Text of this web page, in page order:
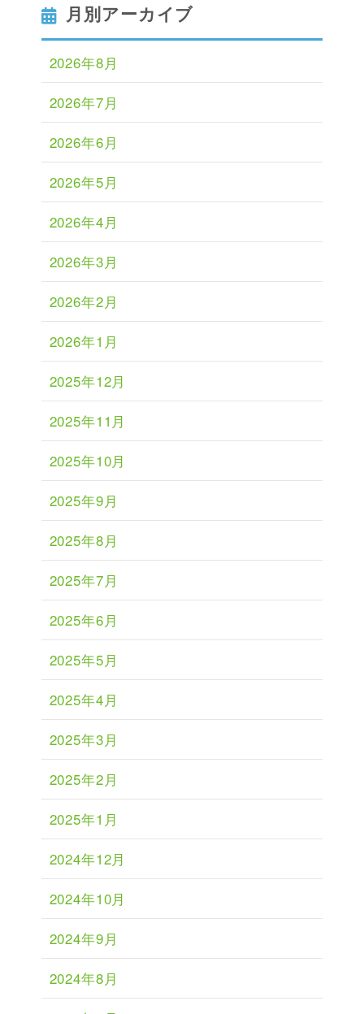
月別アーカイブ
2026年8月
2026年7月
2026年6月
2026年5月
2026年4月
2026年3月
2026年2月
2026年1月
2025年12月
2025年11月
2025年10月
2025年9月
2025年8月
2025年7月
2025年6月
2025年5月
2025年4月
2025年3月
2025年2月
2025年1月
2024年12月
2024年10月
2024年9月
2024年8月